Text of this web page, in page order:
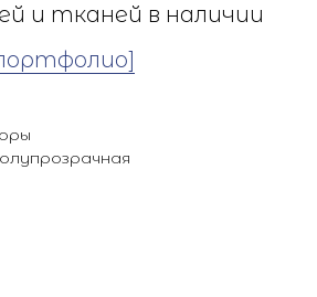
и тканей в наличии